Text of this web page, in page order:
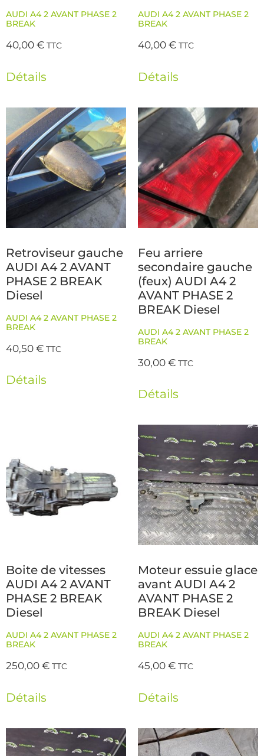
AUDI A4 2 AVANT PHASE 2
BREAK
40,00€ TTC
Détails
AUDI A4 2 AVANT PHASE 2
BREAK
40,00€ TTC
Détails
Retroviseur gauche
AUDI A4 2 AVANT
PHASE 2 BREAK
Diesel
AUDI A4 2 AVANT PHASE 2
BREAK
40,50€ TTC
Détails
Feu arriere
secondaire gauche
(feux) AUDI A4 2
AVANT PHASE 2
BREAK Diesel
AUDI A4 2 AVANT PHASE 2
BREAK
30,00€ TTC
Détails
Boite de vitesses
AUDI A4 2 AVANT
PHASE 2 BREAK
Diesel
AUDI A4 2 AVANT PHASE 2
BREAK
250,00€ TTC
Détails
Moteur essuie glace
avant AUDI A4 2
AVANT PHASE 2
BREAK Diesel
AUDI A4 2 AVANT PHASE 2
BREAK
45,00€ TTC
Détails